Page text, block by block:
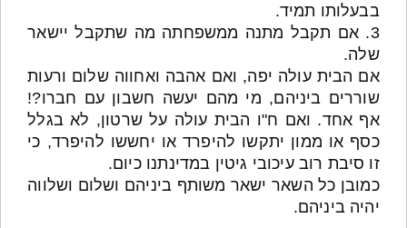
בבעלותו תמיד.
3. אם תקבל מתנה ממשפחתה מה שתקבל יישאר
שלה.
אם הבית עולה יפה, ואם אהבה ואחווה שלום ורעות
שוררים ביניהם, מי מהם יעשה חשבון עם חברו?!
אף אחד. ואם ח"ו הבית עולה על שרטון, לא בגלל
כסף או ממון יתקשו להיפרד או יחששו להיפרד, כי
זו סיבת רוב עיכובי גיטין במדינתנו כיום.
כמובן כל השאר ישאר משותף ביניהם ושלום ושלווה
יהיה ביניהם.